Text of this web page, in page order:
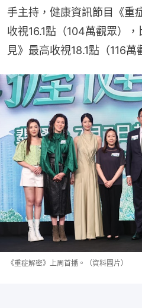
手主持，健康資訊節目《重
收視16.1點（104萬觀眾）
見》最高收視18.1點（116
《重症解密》上周首播。（資料圖片）